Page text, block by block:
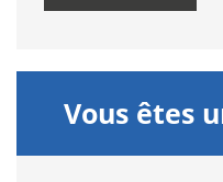
Vous êtes